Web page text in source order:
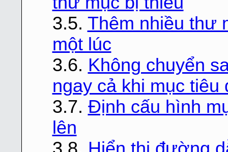
3.5. Thêm nhiều thư
một lúc
3.6. Không chuyển
ngay cả khi mục
3.7. Định cấu hình
lên